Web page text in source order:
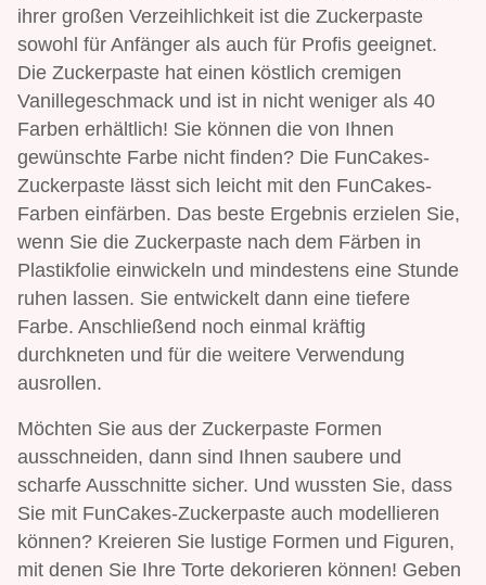
ihrer großen Verzeihlichkeit ist die Zuckerpaste
sowohl für Anfänger als auch für Profis geeignet.
Die Zuckerpaste hat einen köstlich cremigen
Vanillegeschmack und ist in nicht weniger als 40
Farben erhältlich! Sie können die von Ihnen
gewünschte Farbe nicht finden? Die FunCakes-
Zuckerpaste lässt sich leicht mit den FunCakes-
Farben einfärben. Das beste Ergebnis erzielen Sie,
wenn Sie die Zuckerpaste nach dem Färben in
Plastikfolie einwickeln und mindestens eine Stunde
ruhen lassen. Sie entwickelt dann eine tiefere
Farbe. Anschließend noch einmal kräftig
durchkneten und für die weitere Verwendung
ausrollen.
Möchten Sie aus der Zuckerpaste Formen
ausschneiden, dann sind Ihnen saubere und
scharfe Ausschnitte sicher. Und wussten Sie, dass
Sie mit FunCakes-Zuckerpaste auch modellieren
können? Kreieren Sie lustige Formen und Figuren,
mit denen Sie Ihre Torte dekorieren können! Geben